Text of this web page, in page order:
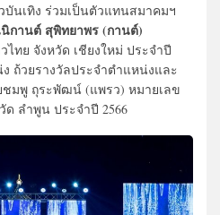
นเทิง ร่วมเป็นตัวแทนสมาคมฯ
กานต์ สุพิทยาพร (กานต์)
ทย จังหวัด เชียงใหม่ ประจำปี
ถ้วยรางวัลประจำตำแหน่งและ
ชมพู ถุระพัฒน์ (แพรว) หมายเลข
ด ลำพูน ประจำปี 2566